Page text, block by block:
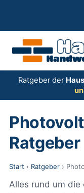
Ratgeber der
Ratgeber
Start › Ratgeber ›
Alles rund um die